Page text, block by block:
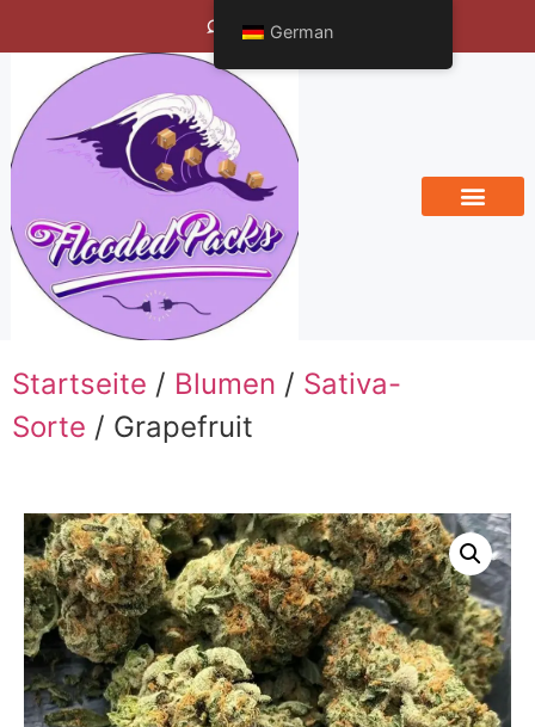
Bengals Vineyard
Startseite / Blumen / Sativa-
Sorte / Grapefruit
German